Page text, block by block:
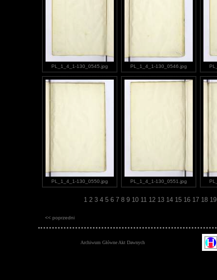
PL_1_4_1-130_0545.jpg PL_1_4_1-130_0546.jpg
PL_1_4_1-130_0550.jpg PL_1_4_1-130_0551.jpg
1 2 3 4 5 6 7 8 9 10 11 12 13 14 15 16 17 18
<< poprzedni
Archiwum Główne Akt Dawnych